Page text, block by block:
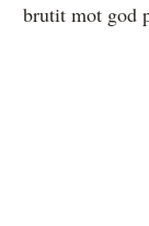
brutit mot god